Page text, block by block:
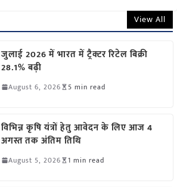
View All
जुलाई 2026 में भारत में ट्रैक्टर रिटेल बिक्री
28.1% बढ़ी
August 6, 2026 5 min read
विभिन्न कृषि यंत्रों हेतु आवेदन के लिए आज 4
अगस्त तक अंतिम तिथि
August 5, 2026 1 min read